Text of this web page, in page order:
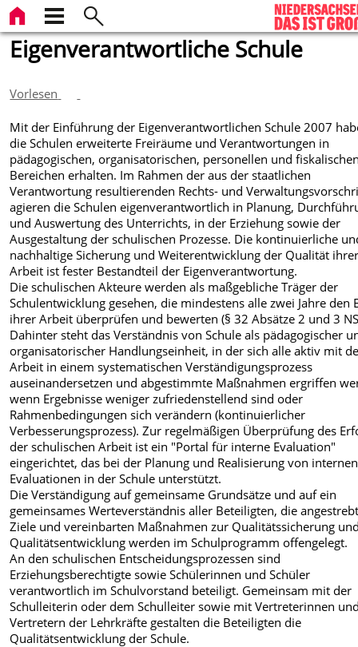
Eigenverantwortliche Schule
Vorlesen
Mit der Einführung der Eigenverantwortlichen Schule 2007
die Schulen erweiterte Freiräume und Verantwortungen in
pädagogischen, organisatorischen, personellen und
Bereichen erhalten. Im Rahmen der aus der staatlichen
Verantwortung resultierenden Rechts- und
agieren die Schulen eigenverantwortlich in Planung,
und Auswertung des Unterrichts, in der Erziehung sowie der
Ausgestaltung der schulischen Prozesse. Die kontinuierliche
nachhaltige Sicherung und Weiterentwicklung der Qualität
Arbeit ist fester Bestandteil der Eigenverantwortung.
Die schulischen Akteure werden als maßgebliche Träger der
Schulentwicklung gesehen, die mindestens alle zwei Jahre den
ihrer Arbeit überprüfen und bewerten (§ 32 Absätze 2 und 3
Dahinter steht das Verständnis von Schule als pädagogischer
organisatorischer Handlungseinheit, in der sich alle aktiv mit
Arbeit in einem systematischen Verständigungsprozess
auseinandersetzen und abgestimmte Maßnahmen ergriffen
wenn Ergebnisse weniger zufriedenstellend sind oder
Rahmenbedingungen sich verändern (kontinuierlicher
Verbesserungsprozess). Zur regelmäßigen Überprüfung des
der schulischen Arbeit ist ein "Portal für interne Evaluation"
eingerichtet, das bei der Planung und Realisierung von internen
Evaluationen in der Schule unterstützt.
Die Verständigung auf gemeinsame Grundsätze und auf ein
gemeinsames Werteverständnis aller Beteiligten, die
Ziele und vereinbarten Maßnahmen zur Qualitätssicherung
Qualitätsentwicklung werden im Schulprogramm offengelegt.
An den schulischen Entscheidungsprozessen sind
Erziehungsberechtigte sowie Schülerinnen und Schüler
verantwortlich im Schulvorstand beteiligt. Gemeinsam mit der
Schulleiterin oder dem Schulleiter sowie mit Vertreterinnen
Vertretern der Lehrkräfte gestalten die Beteiligten die
Qualitätsentwicklung der Schule.